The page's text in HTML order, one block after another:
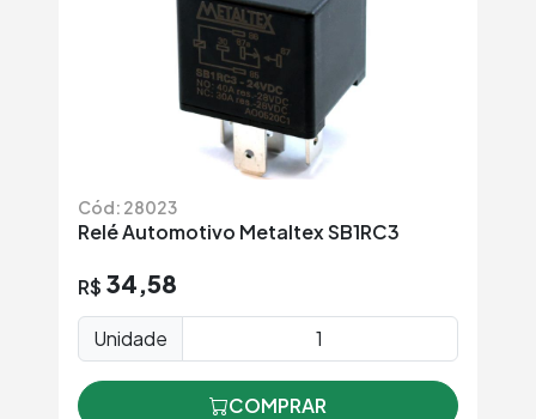
Cód: 28023
Relé Automotivo Metaltex SB1RC3
R$ 34,58
Unidade
COMPRAR